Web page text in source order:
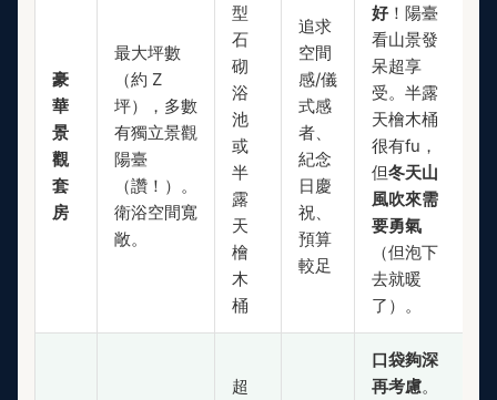
豪
華
景
觀
套
房
最大坪數
（約 Z
坪），多數
有獨立景觀
陽臺
（讚！）。
衛浴空間寬
敞。
型
石
砌
浴
池
或
半
露
天
檜
木
桶
追求
空間
感/儀
式感
者、
紀念
日慶
祝、
預算
較足
好！陽臺
看山景發
呆超享
受。半露
天檜木桶
很有fu，
但冬天山
風吹來需
要勇氣
（但泡下
去就暖
了）。
超
口袋夠深
再考慮。